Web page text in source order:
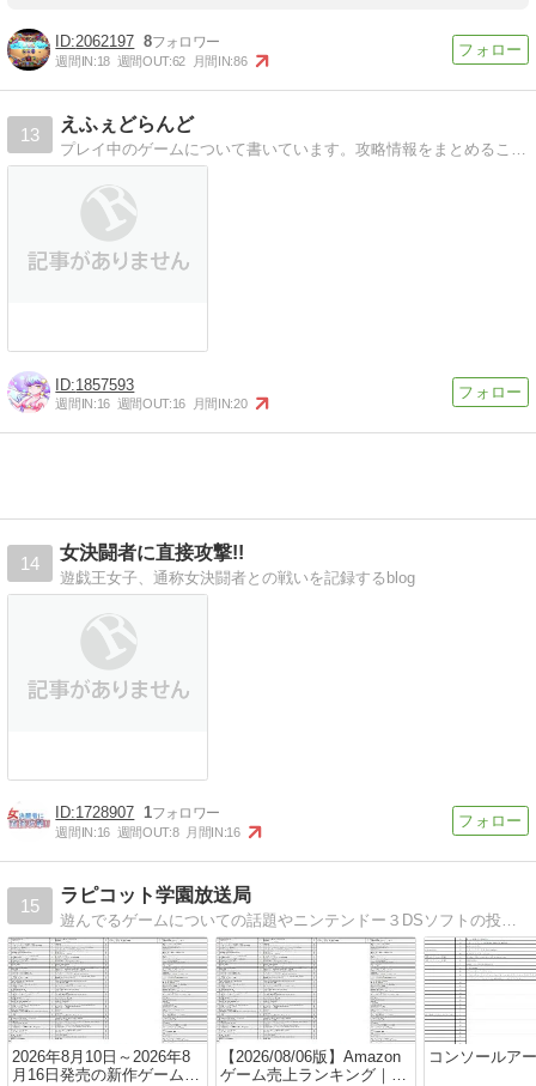
2062197 8
週間IN:18 週間OUT:62 月間IN:86
13
えふぇどらんど
プレイ中のゲームについて書いています。攻略情報をまとめることもあります。
1857593
週間IN:16 週間OUT:16 月間IN:20
14
女決闘者に直接攻撃!!
遊戯王女子、通称女決闘者との戦いを記録するblog
1728907 1
週間IN:16 週間OUT:8 月間IN:16
15
ラピコット学園放送局
遊んでるゲームについての話題やニンテンドー３DSソフトの投票数についてのデータも。ゲームが入った特別な箱（いわゆる限定版）の紹介。ゲームソフト博物館では日々発売される新作の特典情報を網羅。Amazonゲームランキングも毎日更新中。
2026年8月10日～2026年8
月16日発売の新作ゲームま
【2026/08/06版】Amazon
ゲーム売上ランキング｜毎
コンソールア